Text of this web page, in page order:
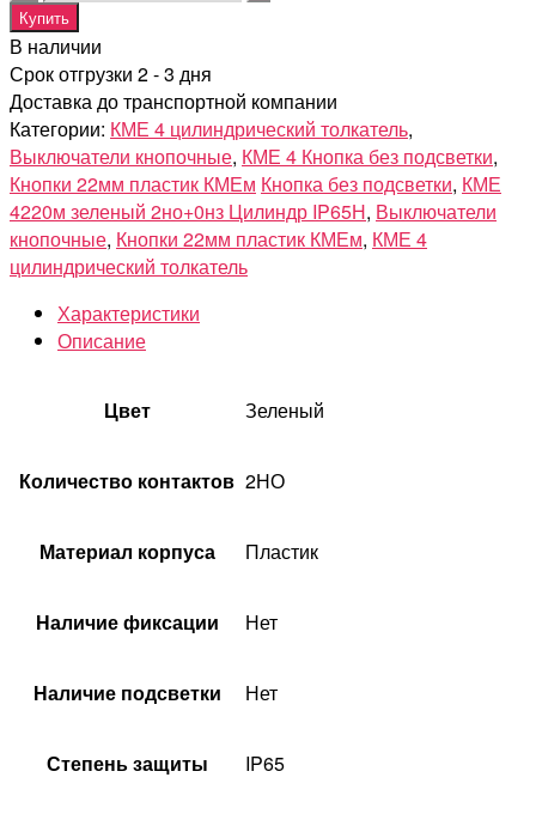
Купить
В наличии
Срок отгрузки 2 - 3 дня
Доставка до транспортной компании
Категории: КМЕ 4 цилиндрический толкатель,
Выключатели кнопочные, КМЕ 4 Кнопка без подсветки,
Кнопки 22мм пластик КМЕм Кнопка без подсветки, КМЕ
4220м зеленый 2но+0нз Цилиндр IP65Н, Выключатели
кнопочные, Кнопки 22мм пластик КМЕм, КМЕ 4
цилиндрический толкатель
Характеристики
Описание
Цвет Зеленый
Количество контактов 2НО
Материал корпуса Пластик
Наличие фиксации Нет
Наличие подсветки Нет
Степень защиты IP65